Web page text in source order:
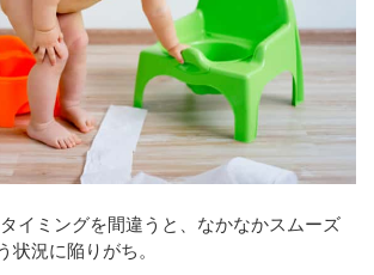
イミングを間違うと、なかなかスムーズ
況に陥りがち。